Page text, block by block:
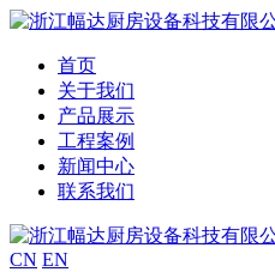
首页
关于我们
产品展示
工程案例
新闻中心
联系我们
CN EN